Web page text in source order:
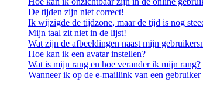
De tijden zijn niet correct!
Ik wijzigde de tijdzone, maar de tijd is nog
Mijn taal zit niet in de lijst!
Wat zijn de afbeeldingen naast mijn
Hoe kan ik een avatar instellen?
Wat is mijn rang en hoe verander ik mijn rang?
Wanneer ik op de e-maillink van een